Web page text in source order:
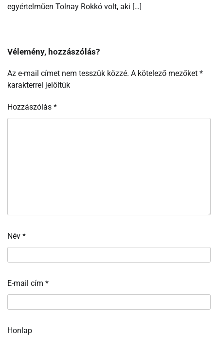
egyértelműen Tolnay Rokkó volt, aki […]
Vélemény, hozzászólás?
Az e-mail címet nem tesszük közzé. A kötelező mezőket *
karakterrel jelöltük
Hozzászólás *
Név *
E-mail cím *
Honlap